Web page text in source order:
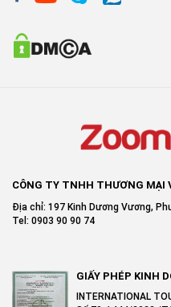
CÔNG TY TNHH THƯƠNG MẠI
Địa chỉ: 197 Kinh Dương Vương,
Tel: 0903 90 90 74
GIẤY PHÉP KINH
INTERNATIONAL